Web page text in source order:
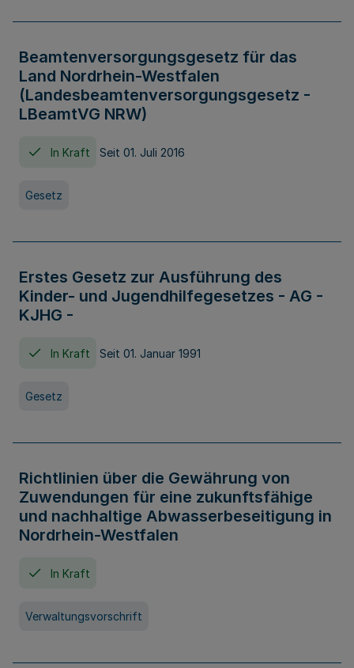
Beamtenversorgungsgesetz für das
Land Nordrhein-Westfalen
(Landesbeamtenversorgungsgesetz -
LBeamtVG NRW)
In Kraft Seit 01. Juli 2016
Gesetz
Erstes Gesetz zur Ausführung des
Kinder- und Jugendhilfegesetzes - AG -
KJHG -
In Kraft Seit 01. Januar 1991
Gesetz
Richtlinien über die Gewährung von
Zuwendungen für eine zukunftsfähige
und nachhaltige Abwasserbeseitigung in
Nordrhein-Westfalen
In Kraft
Verwaltungsvorschrift